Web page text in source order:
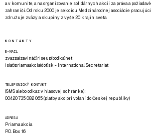
a v komunite, a na organizovanie solidárnych akcií za práva a
zahraničí. Od roku 2000 je sekciou Medzinárodnej asociácie
združuje zväzy a skupiny z vyše 20 krajín sveta.
KONTAKTY
E-MAIL
zvazpa(zavináč)riseup(bodka)net
is(at)priamaakcia(dot)sk - International Secretariat
TELEFONICKÝ KONTAKT
(SMS alebo odkaz v hlasovej schránke):
00420 735 082 065 (platby ako pri volaní do Českej republiky)
ADRESA
Priama akcia
P.O. Box 16